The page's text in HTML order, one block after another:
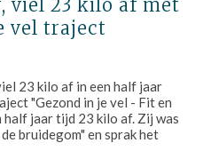
viel 23 kilo af met
vel traject
23 kilo af in een half jaar
"Gezond in je vel - Fit en
half jaar tijd 23 kilo af. Zij was
bruidegom" en sprak het